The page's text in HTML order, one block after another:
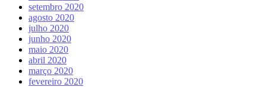
setembro 2020
agosto 2020
julho 2020
junho 2020
maio 2020
abril 2020
março 2020
fevereiro 2020